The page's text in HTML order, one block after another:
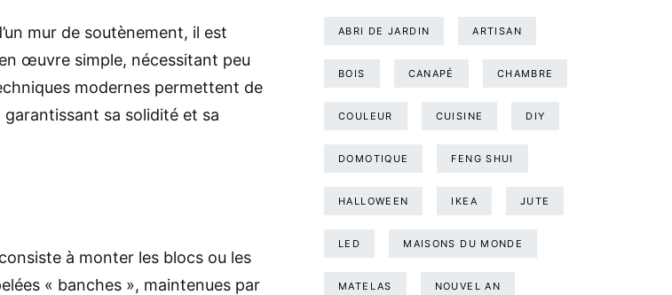
mur de soutènement, il est
œuvre simple, nécessitant peu
modernes permettent de
sa solidité et sa
à monter les blocs ou les
« banches », maintenues par
ABRI DE JARDIN ARTISAN
BOIS CANAPÉ CHAMBRE
COULEUR CUISINE DIY
DOMOTIQUE FENG SHUI
HALLOWEEN IKEA JUTE
LED MAISONS DU MONDE
MATELAS NOUVEL AN